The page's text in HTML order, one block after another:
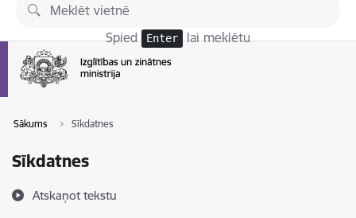
Pāriet uz lapas saturu
Spied Enter lai meklētu
Sākums Sīkdatnes
Sīkdatnes
Atskaņot tekstu